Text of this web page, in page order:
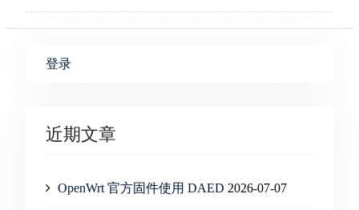
登录
近期文章
OpenWrt 官方固件使用 DAED 2026-07-07